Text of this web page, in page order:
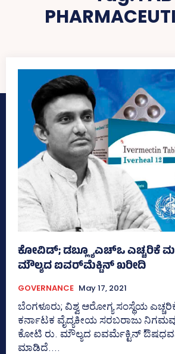
ಕೋವಿಡ್‌; ಡಬ್ಲ್ಯೂಎಚ್‌ಒ ಎಚ್ಚರಿಕೆ
ಮೌಲ್ಯದ ಐವರ್‌ಮೆಕ್ಟಿನ್‌ ಖರೀದಿ
GOVERNANCE May 17, 2021
ಬೆಂಗಳೂರು; ವಿಶ್ವ ಆರೋಗ್ಯ ಸಂಸ್ಥೆಯ
ಕರ್ನಾಟಕ ವೈದ್ಯಕೀಯ ಸರಬರಾಜು
ಕೋಟಿ ರು. ಮೌಲ್ಯದ ಐವರ್ಮೆಕ್ಟಿನ್
ಮಾಡಿದೆ....